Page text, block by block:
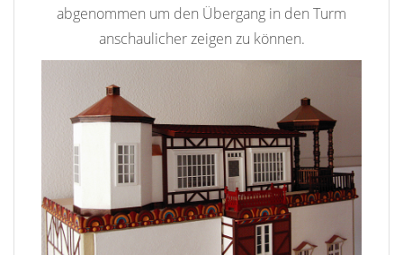
abgenommen um den Übergang in den Turm
anschaulicher zeigen zu können.